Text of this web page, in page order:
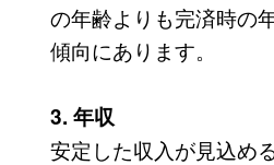
の年齢よりも完済時の
傾向にあります。
3. 年収
安定した収入が見込め